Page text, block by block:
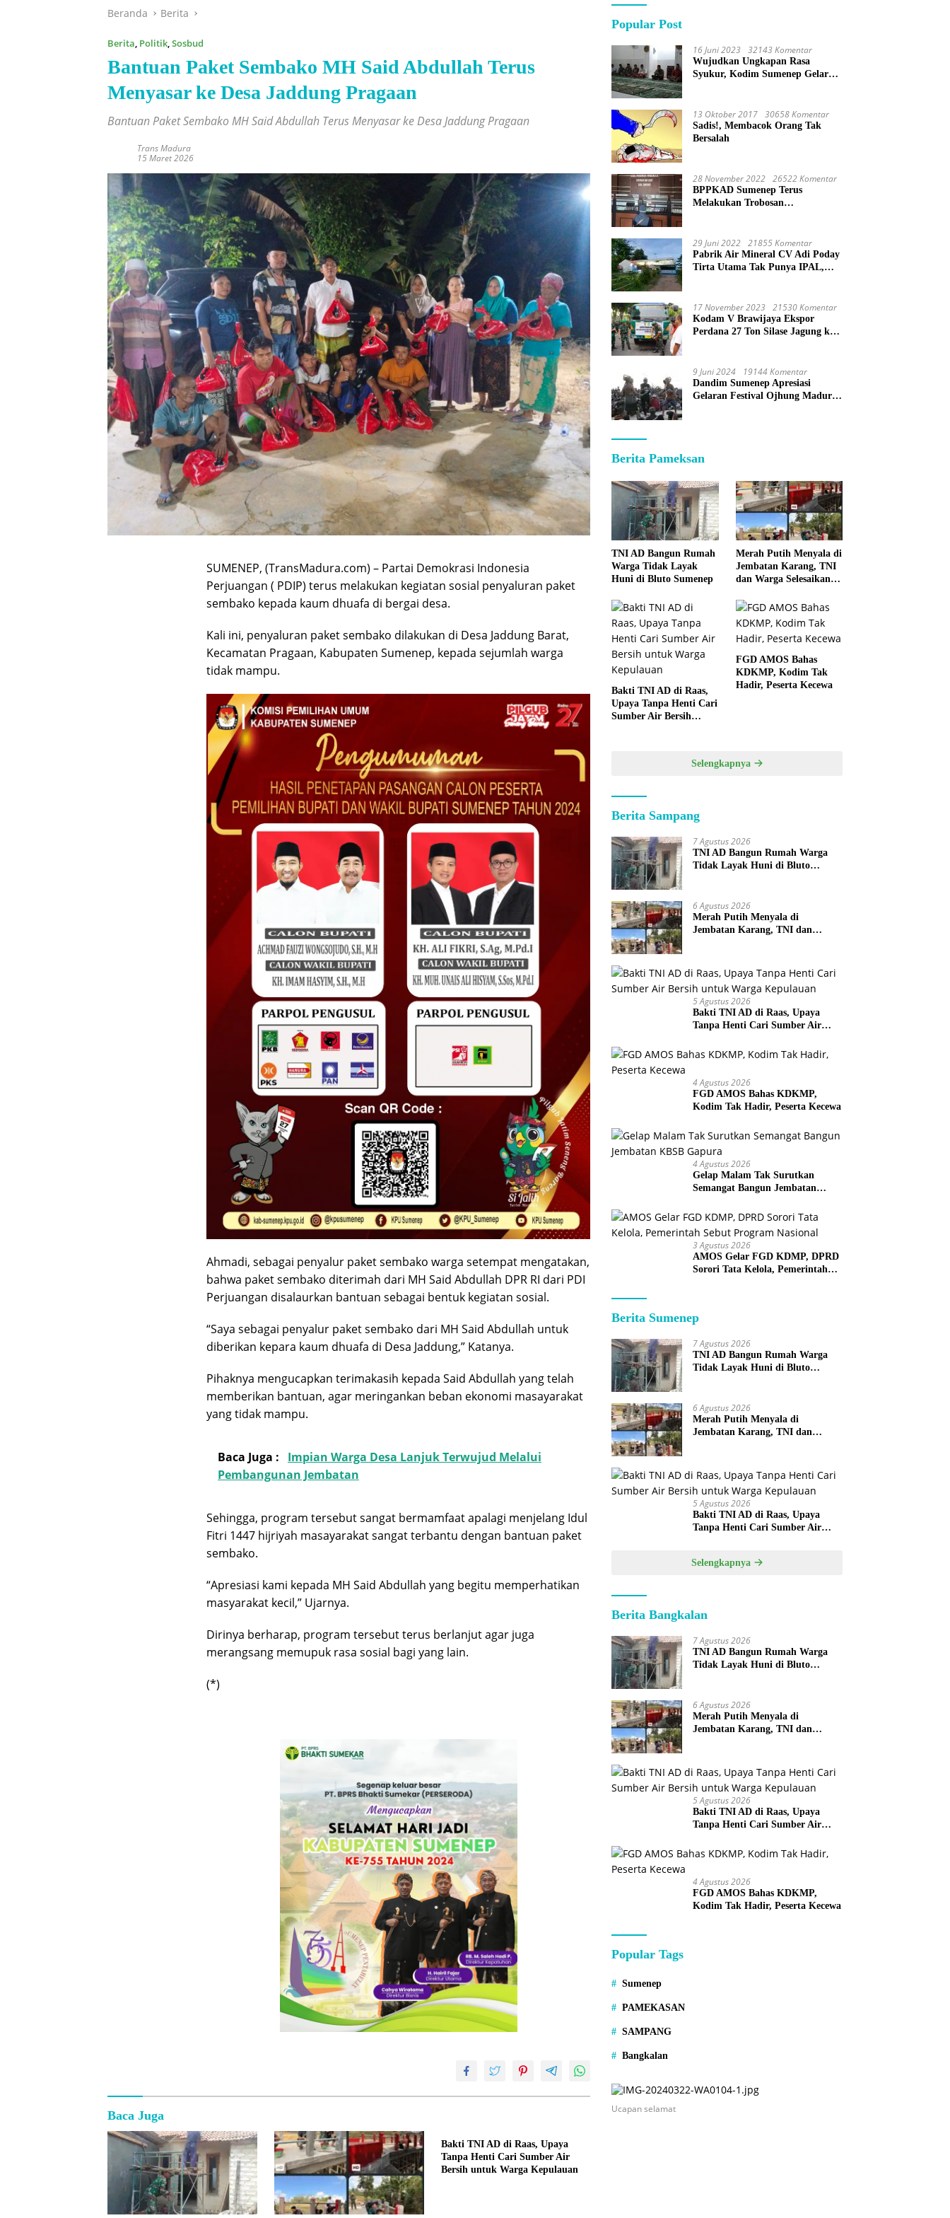
Beranda Berita
Berita Politik Sosbud
Bantuan Paket Sembako MH Said Abdullah Terus
Menyasar ke Desa Jaddung Pragaan
Bantuan Paket Sembako MH Said Abdullah Terus Menyasar ke Desa Jaddung Pragaan
Trans Madura
15 Maret 2026
SUMENEP, (TransMadura.com) – Partai Demokrasi Indonesia
Perjuangan ( PDIP) terus melakukan kegiatan sosial penyaluran paket
sembako kepada kaum dhuafa di bergai desa.
Kali ini, penyaluran paket sembako dilakukan di Desa Jaddung Barat,
Kecamatan Pragaan, Kabupaten Sumenep, kepada sejumlah warga
tidak mampu.
Ahmadi, sebagai penyalur paket sembako warga setempat mengatakan,
bahwa paket sembako diterimah dari MH Said Abdullah DPR RI dari PDI
Perjuangan disalaurkan bantuan sebagai bentuk kegiatan sosial.
“Saya sebagai penyalur paket sembako dari MH Said Abdullah untuk
diberikan kepara kaum dhuafa di Desa Jaddung,” Katanya.
Pihaknya mengucapkan terimakasih kepada Said Abdullah yang telah
memberikan bantuan, agar meringankan beban ekonomi masayarakat
yang tidak mampu.
Baca Juga :
Impian Warga Desa Lanjuk Terwujud Melalui
Pembangunan Jembatan
Sehingga, program tersebut sangat bermamfaat apalagi menjelang Idul
Fitri 1447 hijriyah masayarakat sangat terbantu dengan bantuan paket
sembako.
“Apresiasi kami kepada MH Said Abdullah yang begitu memperhatikan
masyarakat kecil,” Ujarnya.
Dirinya berharap, program tersebut terus berlanjut agar juga
merangsang memupuk rasa sosial bagi yang lain.
(*)
Baca Juga
Bakti TNI AD di Raas, Upaya
Tanpa Henti Cari Sumber Air
Bersih untuk Warga Kepulauan
Popular Post
16 Juni 2023 32143 Komentar
Wujudkan Ungkapan Rasa
Syukur, Kodim Sumenep Gelar
13 Oktober 2017 30658 Komentar
Sadis!, Membacok Orang Tak
Bersalah
28 November 2022 26522 Komentar
BPPKAD Sumenep Terus
Melakukan Trobosan
29 Juni 2022 21855 Komentar
Pabrik Air Mineral CV Adi Poday
Tirta Utama Tak Punya IPAL,
17 November 2023 21530 Komentar
Kodam V Brawijaya Ekspor
Perdana 27 Ton Silase Jagung ke
9 Juni 2024 19144 Komentar
Dandim Sumenep Apresiasi
Gelaran Festival Ojhung Madura
Berita Pameksan
TNI AD Bangun Rumah
Warga Tidak Layak
Huni di Bluto Sumenep
Merah Putih Menyala di
Jembatan Karang, TNI
dan Warga Selesaikan
Bakti TNI AD di Raas,
Upaya Tanpa Henti Cari
Sumber Air Bersih
FGD AMOS Bahas
KDKMP, Kodim Tak
Hadir, Peserta Kecewa
Selengkapnya
Berita Sampang
7 Agustus 2026
TNI AD Bangun Rumah Warga
Tidak Layak Huni di Bluto
6 Agustus 2026
Merah Putih Menyala di
Jembatan Karang, TNI dan
5 Agustus 2026
Bakti TNI AD di Raas, Upaya
Tanpa Henti Cari Sumber Air
4 Agustus 2026
FGD AMOS Bahas KDKMP,
Kodim Tak Hadir, Peserta Kecewa
4 Agustus 2026
Gelap Malam Tak Surutkan
Semangat Bangun Jembatan
3 Agustus 2026
AMOS Gelar FGD KDMP, DPRD
Sorori Tata Kelola, Pemerintah
Berita Sumenep
7 Agustus 2026
TNI AD Bangun Rumah Warga
Tidak Layak Huni di Bluto
6 Agustus 2026
Merah Putih Menyala di
Jembatan Karang, TNI dan
5 Agustus 2026
Bakti TNI AD di Raas, Upaya
Tanpa Henti Cari Sumber Air
Selengkapnya
Berita Bangkalan
7 Agustus 2026
TNI AD Bangun Rumah Warga
Tidak Layak Huni di Bluto
6 Agustus 2026
Merah Putih Menyala di
Jembatan Karang, TNI dan
5 Agustus 2026
Bakti TNI AD di Raas, Upaya
Tanpa Henti Cari Sumber Air
4 Agustus 2026
FGD AMOS Bahas KDKMP,
Kodim Tak Hadir, Peserta Kecewa
Popular Tags
Sumenep
PAMEKASAN
SAMPANG
Bangkalan
Ucapan selamat